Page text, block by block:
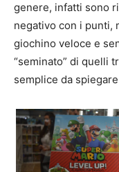
genere, infatti sono
negativo con i punti,
giochino veloce e
“seminato” di quelli
semplice da